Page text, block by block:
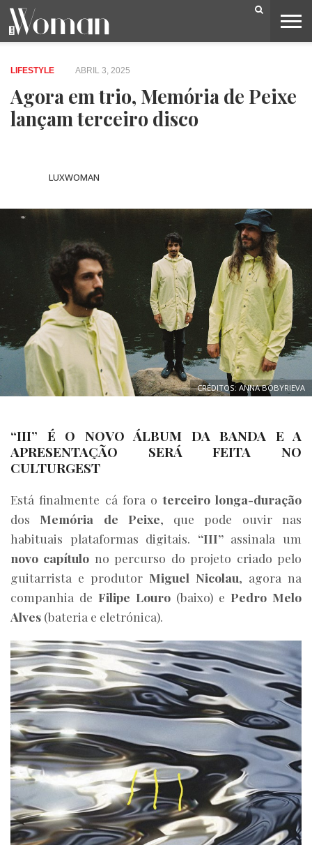
BELEZA
CAPA
LIFESTYLE
MODA
OPINIÃO
PESSOAS
SOCIEDADE
VIDEOS
LIFESTYLE ABRIL 3, 2025
Agora em trio, Memória de Peixe
lançam terceiro disco
LUXWOMAN
CRÉDITOS: ANNA BOBYRIEVA
“III” É O NOVO ÁLBUM DA BANDA E A
APRESENTAÇÃO SERÁ FEITA NO
CULTURGEST
Está finalmente cá fora oterceiro longa-duração
dos Memória de Peixe, que pode ouvir nas
habituais plataformas digitais. “III”assinala um
novo capítulo no percurso do projeto criado pelo
guitarrista e produtor Miguel Nicolau, agora na
companhia de Filipe Louro (baixo) e Pedro Melo
Alves (bateria e eletrónica).